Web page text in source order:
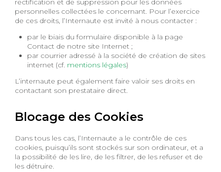
rectification et de suppression pour les données
personnelles collectées le concernant. Pour l’exercice
de ces droits, l’Internaute est invité à nous contacter :
par le biais du formulaire disponible à la page
Contact de notre site Internet ;
par courrier adressé à la société de création de sites
internet (cf. mentions légales)
L’internaute peut également faire valoir ses droits en
contactant son prestataire direct.
Blocage des Cookies
Dans tous les cas, l’Internaute a le contrôle de ces
cookies, puisqu’ils sont stockés sur son ordinateur, et a
la possibilité de les lire, de les filtrer, de les refuser et de
les détruire.